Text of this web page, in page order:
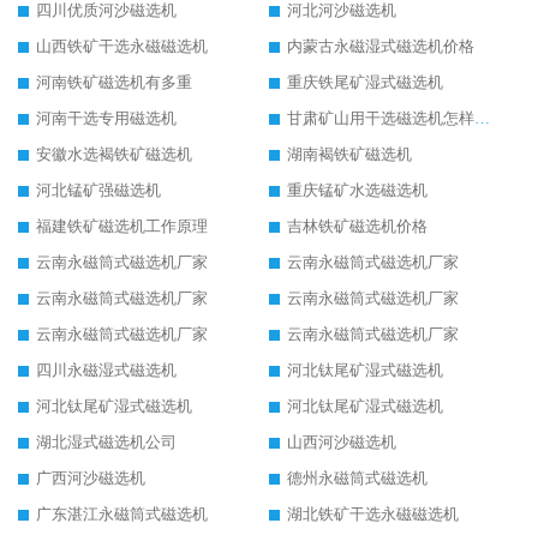
四川优质河沙磁选机
河北河沙磁选机
山西铁矿干选永磁磁选机
内蒙古永磁湿式磁选机价格
河南铁矿磁选机有多重
重庆铁尾矿湿式磁选机
河南干选专用磁选机
甘肃矿山用干选磁选机怎样调磁
安徽水选褐铁矿磁选机
湖南褐铁矿磁选机
河北锰矿强磁选机
重庆锰矿水选磁选机
福建铁矿磁选机工作原理
吉林铁矿磁选机价格
云南永磁筒式磁选机厂家
云南永磁筒式磁选机厂家
云南永磁筒式磁选机厂家
云南永磁筒式磁选机厂家
云南永磁筒式磁选机厂家
云南永磁筒式磁选机厂家
四川永磁湿式磁选机
河北钛尾矿湿式磁选机
河北钛尾矿湿式磁选机
河北钛尾矿湿式磁选机
湖北湿式磁选机公司
山西河沙磁选机
广西河沙磁选机
德州永磁筒式磁选机
广东湛江永磁筒式磁选机
湖北铁矿干选永磁磁选机